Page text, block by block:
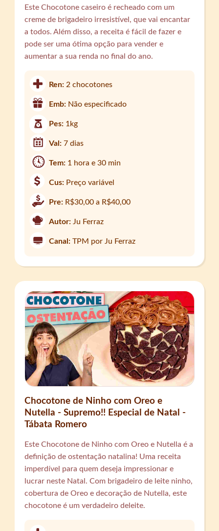
Este Chocotone caseiro é recheado com um
creme de brigadeiro irresistível, que vai encantar
a todos. Além disso, a receita é fácil de fazer e
pode ser uma ótima opção para vender e
aumentar a sua renda no final do ano.
Ren:2 chocotones
Emb: Não especificado
Pes: 1kg
Val:7 dias
Tem: 1 hora e 30 min
Cus: Preço variável
Pre: R$30,00 a R$40,00
Autor: Ju Ferraz
Canal: TPM por Ju Ferraz
Chocotone de Ninho com Oreo e
Nutella - Supremo!! Especial de Natal -
Tábata Romero
Este Chocotone de Ninho com Oreo e Nutella é a
definição de ostentação natalina! Uma receita
imperdível para quem deseja impressionar e
lucrar neste Natal. Com brigadeiro de leite ninho,
cobertura de Oreo e decoração de Nutella, este
chocotone é um verdadeiro deleite.